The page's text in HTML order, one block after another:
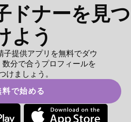
ドナーを見つ
よう
提供アプリを無料でダウ
数分で合うプロフィールを
けましょう。
料で始める